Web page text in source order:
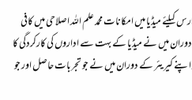
میڈیا میں امکانات محمد علم اللہ اصلاحی میں کافی
میں نے میڈیا کے بہت سے اداروں کی کارکردگی کا
اپنے کیریئر کے دوران میں نے جو تجربات حاصل اور جو